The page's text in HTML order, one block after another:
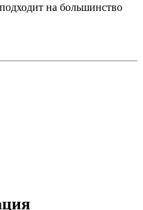
на большинство